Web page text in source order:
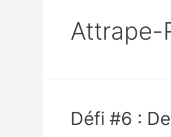
Attrape-
Défi #6 :